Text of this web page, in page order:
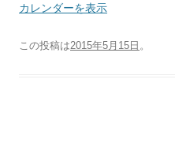
部
カレンダーを表示
この投稿は2015年5月15日 。